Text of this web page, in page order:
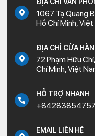
ĐỊA CHỈ VĂN
1067 Tạ Quang
Hồ Chí Minh, Việt
ĐỊA CHỈ CỬA
72 Phạm Hữu
Chí Minh, Việt
HỖ TRỢ NHANH
EMAIL LIÊN HỆ